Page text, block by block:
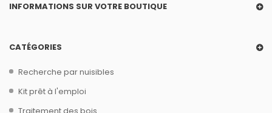
INFORMATIONS SUR VOTRE BOUTIQUE
CATÉGORIES
Recherche par nuisibles
Kit prêt à l'emploi